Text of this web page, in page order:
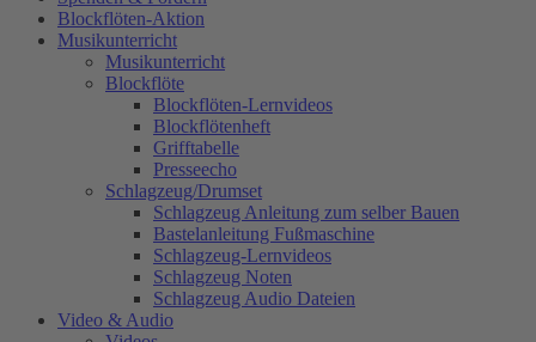
Blockflöten-Aktion
Musikunterricht
Musikunterricht
Blockflöte
Blockflöten-Lernvideos
Blockflötenheft
Grifftabelle
Presseecho
Schlagzeug/Drumset
Schlagzeug Anleitung zum selber Bauen
Bastelanleitung Fußmaschine
Schlagzeug-Lernvideos
Schlagzeug Noten
Schlagzeug Audio Dateien
Video & Audio